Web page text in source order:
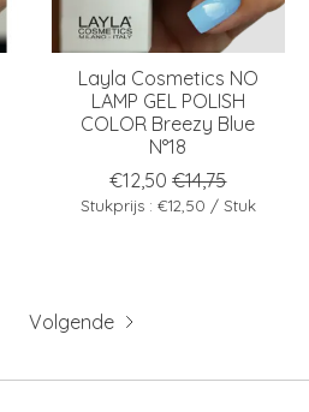
Layla Cosmetics NO
LAMP GEL POLISH
COLOR Breezy Blue
N°18
€12,50 €14,75
Stukprijs : €12,50 / Stuk
Volgende